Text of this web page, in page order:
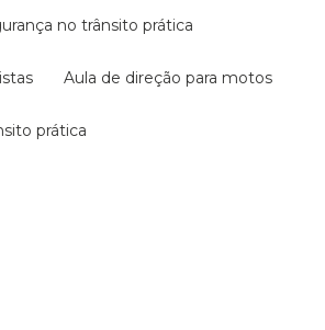
no trânsito prática
aula de direção para motos
prática